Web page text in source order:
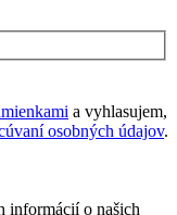
a vyhlasujem,
osobných údajov.
informácií o našich